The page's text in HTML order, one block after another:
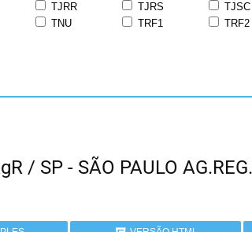
TJRR TJRS TJSC
TNU TRF1 TRF2
/ SP - SÃO PAULO